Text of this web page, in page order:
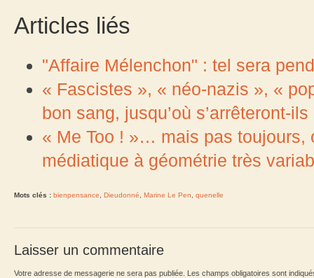
Articles liés
"Affaire Mélenchon" : tel sera
« Fascistes », « néo-nazis », «
bon sang, jusqu’où s’arrêteront-ils
« Me Too ! »… mais pas toujours,
médiatique à géométrie très
Mots clés : bienpensance Dieudonné Marine Le Pen quenelle
Laisser un commentaire
Votre adresse de messagerie ne sera pas publiée. Les champs obligatoires sont